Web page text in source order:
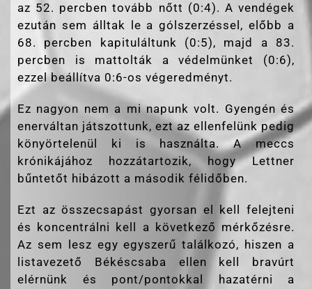
az 52. percben tovább nőtt (0:4). A vendégek
ezután sem álltak le a gólszerzéssel, előbb a
68. percben kapituláltunk (0:5), majd a 83.
percben is mattolták a védelmünket (0:6),
ezzel beállítva 0:6-os végeredményt.
Ez nagyon nem a mi napunk volt. Gyengén és
enerváltan játszottunk, ezt az ellenfelünk pedig
könyörtelenül ki is használta. A meccs
krónikájához hozzátartozik, hogy Lettner
bűntetőt hibázott a második félidőben.
Ezt az összecsapást gyorsan el kell felejteni
és koncentrálni kell a következő mérkőzésre.
Az sem lesz egy egyszerű találkozó, hiszen a
listavezető Békéscsaba ellen kell bravúrt
elérnünk és pont/pontokkal hazatérni a